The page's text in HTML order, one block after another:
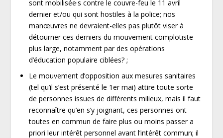
sont mobilisée·s contre le couvre-feu le 11 avril
dernier et/ou qui sont hostiles à la police; nos
manœuvres ne devraient-elles pas plutôt viser à
détourner ces derniers du mouvement complotiste
plus large, notamment par des opérations
d’éducation populaire ciblées? ;
Le mouvement d’opposition aux mesures sanitaires
(tel qu’il s’est présenté le 1ermai) attire toute sorte
de personnes issues de différents milieux, mais il faut
reconnaître qu’en s’y joignant, ces personnes ont
toutes en commun de faire plus ou moins passer a
priori leur intérêt personnel avant l’intérêt commun; il